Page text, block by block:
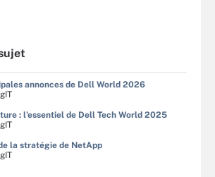
annonces de Dell World 2026
: l'essentiel de Dell Tech World 2025
la stratégie de NetApp